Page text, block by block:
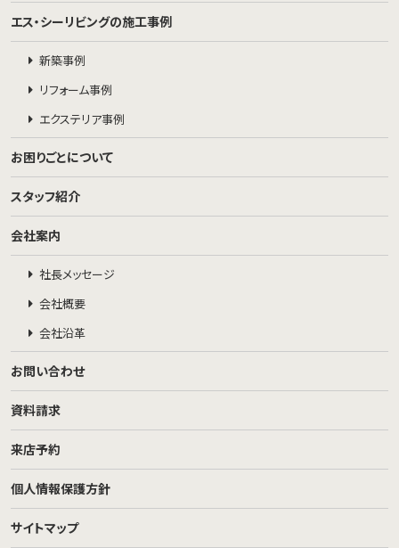
エス・シーリビングの施工事例
新築事例
リフォーム事例
エクステリア事例
お困りごとについて
スタッフ紹介
会社案内
社長メッセージ
会社概要
会社沿革
お問い合わせ
資料請求
来店予約
個人情報保護方針
サイトマップ